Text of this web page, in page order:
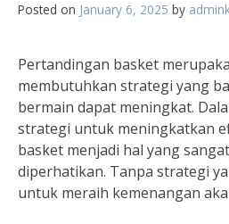
Posted on January 6, 2025 by
Pertandingan basket
membutuhkan strategi yang
bermain dapat meningkat.
strategi untuk meningkatkan
basket menjadi hal yang
diperhatikan. Tanpa strategi
untuk meraih kemenangan